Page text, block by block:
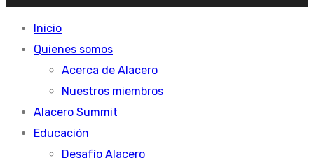
Inicio
Quienes somos
Acerca de Alacero
Nuestros miembros
Alacero Summit
Educación
Desafío Alacero